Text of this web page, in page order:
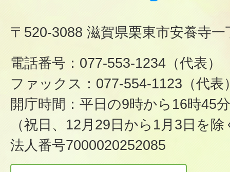
〒520-3088 滋賀県栗東市安養寺
電話番号：077-553-1234（代表）
ファックス：077-554-1123（代表
開庁時間：平日の9時から16時45分
（祝日、12月29日から1月3日を除
法人番号7000020252085